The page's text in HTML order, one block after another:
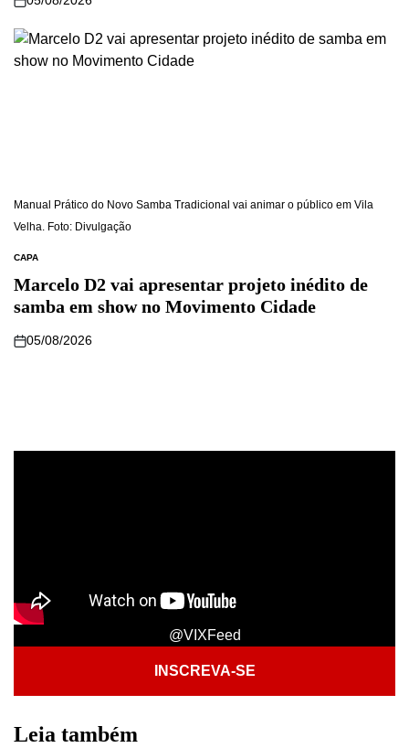
Manual Prático do Novo Samba Tradicional vai animar o público em Vila
Velha. Foto: Divulgação
CAPA
Marcelo D2 vai apresentar projeto inédito de
samba em show no Movimento Cidade
05/08/2026
@VIXFeed
INSCREVA-SE
Leia também